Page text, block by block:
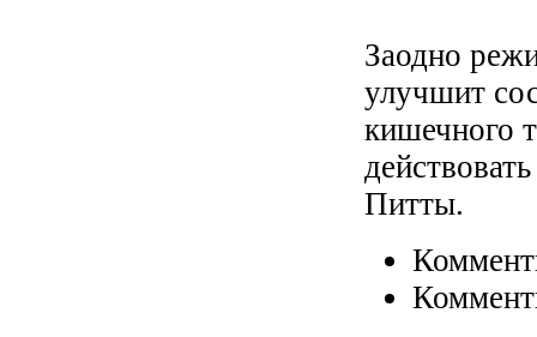
Заодно
улучшит
кишечного
Питты.